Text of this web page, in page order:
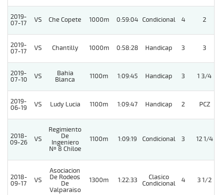
2019-
07-17
VS Che Copete 1000m 0:59:04 Condicional 4 2
2019-
07-17
VS Chantilly 1000m 0:58:28 Handicap 3 3
2019-
07-10
VS
Bahia
Blanca
1100m 1:09:45 Handicap 3 1 3/4
2019-
06-19
VS Ludy Lucia 1100m 1:09:47 Handicap 2 PCZ
2018-
09-26
VS
Regimiento
De
Ingeniero
Nº 8 Chiloe
1100m 1:09:19 Condicional 3 12 1/4
2018-
09-17
VS
Asociacion
De Rodeos
De
Valparaiso
1300m 1:22:33
Clasico
Condicional
4 3 1/2